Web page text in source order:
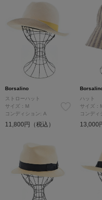
Borsalino
ストローハット
サイズ：M
コンディション: A
11,800円（税込）
ハット
サイズ：
コンディ
13,000